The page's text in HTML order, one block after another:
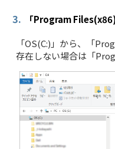
3.
「Program
「OS(C:)」から、「
存在しない場合は「